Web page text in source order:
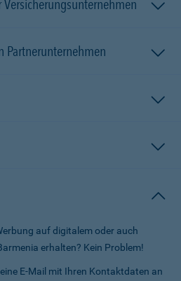
Partnerunternehmen
auf digitalem oder auch
erhalten? Kein Problem!
E-Mail mit Ihren Kontaktdaten an